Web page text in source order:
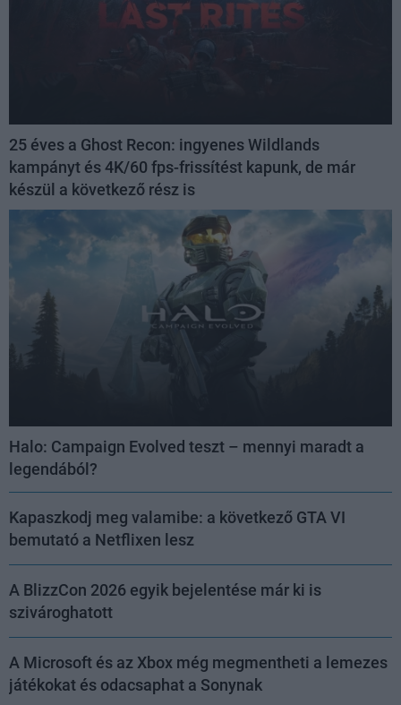
25 éves a Ghost Recon: ingyenes Wildlands
kampányt és 4K/60 fps-frissítést kapunk, de már
készül a következő rész is
Halo: Campaign Evolved teszt – mennyi maradt a
legendából?
Kapaszkodj meg valamibe: a következő GTA VI
bemutató a Netflixen lesz
A BlizzCon 2026 egyik bejelentése már ki is
szivároghatott
A Microsoft és az Xbox még megmentheti a lemezes
játékokat és odacsaphat a Sonynak